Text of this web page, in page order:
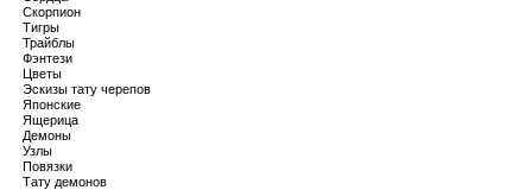
Скорпион
Тигры
Трайблы
Фэнтези
Цветы
Эскизы тату черепов
Японские
Ящерица
Демоны
Узлы
Повязки
Тату демонов